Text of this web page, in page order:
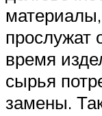
прослужат
время
сырья
замены.